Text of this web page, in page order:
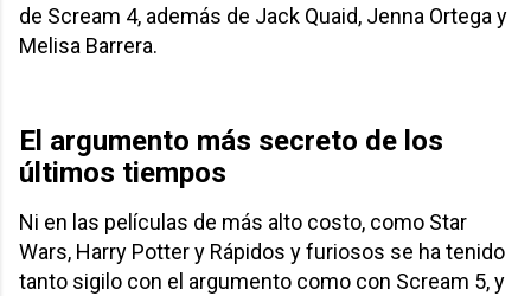
de Scream 4, además de Jack Quaid, Jenna Ortega y
Melisa Barrera.
El argumento más secreto de los
últimos tiempos
Ni en las películas de más alto costo, como Star
Wars, Harry Potter y Rápidos y furiosos se ha tenido
tanto sigilo con el argumento como con Scream 5, y